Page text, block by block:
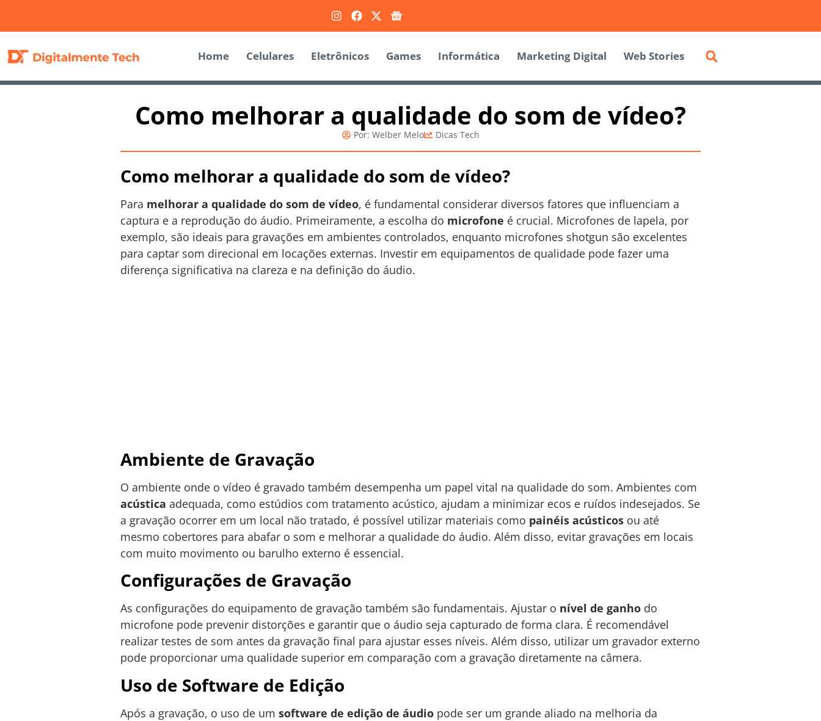
Home Celulares Eletrônicos Games Informática Marketing Digital Web Stories
Como melhorar a qualidade do som de vídeo?
Por: Welber Melo Dicas Tech
Como melhorar a qualidade do som de vídeo?
Para melhorar a qualidade do som de vídeo, é fundamental considerar diversos fatores que influenciam a
captura e a reprodução do áudio. Primeiramente, a escolha do microfone é crucial. Microfones de lapela, por
exemplo, são ideais para gravações em ambientes controlados, enquanto microfones shotgun são excelentes
para captar som direcional em locações externas. Investir em equipamentos de qualidade pode fazer uma
diferença significativa na clareza e na definição do áudio.
Ambiente de Gravação
O ambiente onde o vídeo é gravado também desempenha um papel vital na qualidade do som. Ambientes com
acústica adequada, como estúdios com tratamento acústico, ajudam a minimizar ecos e ruídos indesejados. Se
a gravação ocorrer em um local não tratado, é possível utilizar materiais como painéis acústicos ou até
mesmo cobertores para abafar o som e melhorar a qualidade do áudio. Além disso, evitar gravações em locais
com muito movimento ou barulho externo é essencial.
Configurações de Gravação
As configurações do equipamento de gravação também são fundamentais. Ajustar o nível de ganho do
microfone pode prevenir distorções e garantir que o áudio seja capturado de forma clara. É recomendável
realizar testes de som antes da gravação final para ajustar esses níveis. Além disso, utilizar um gravador externo
pode proporcionar uma qualidade superior em comparação com a gravação diretamente na câmera.
Uso de Software de Edição
Após a gravação, o uso de um software de edição de áudio pode ser um grande aliado na melhoria da